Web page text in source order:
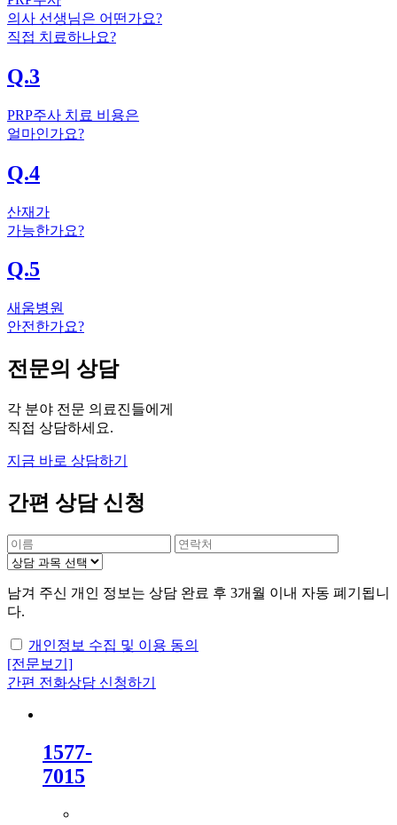
의사 선생님은 어떤가요?
직접 치료하나요?
Q.3
PRP주사 치료 비용은
얼마인가요?
Q.4
산재가
가능한가요?
Q.5
새움병원
안전한가요?
전문의 상담
각 분야 전문 의료진들에게
직접 상담하세요.
지금 바로 상담하기
간편 상담 신청
남겨 주신 개인 정보는 상담 완료 후 3개월 이내 자동 폐기됩니
다.
개인정보 수집 및 이용 동의
[전문보기]
간편 전화상담 신청하기
1577-
7015